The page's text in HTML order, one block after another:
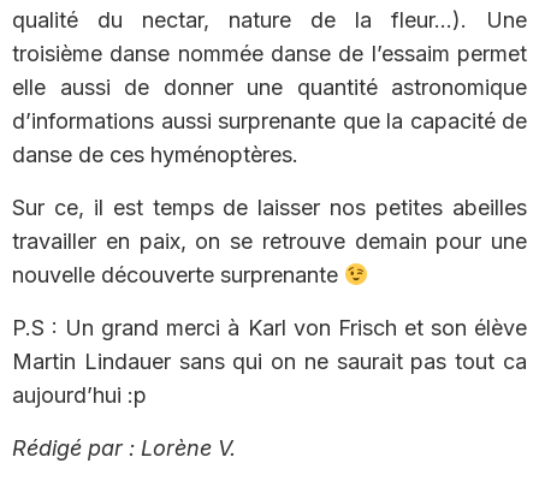
qualité du nectar, nature de la fleur…). Une
troisième danse nommée danse de l’essaim permet
elle aussi de donner une quantité astronomique
d’informations aussi surprenante que la capacité de
danse de ces hyménoptères.
Sur ce, il est temps de laisser nos petites abeilles
travailler en paix, on se retrouve demain pour une
nouvelle découverte surprenante
P.S : Un grand merci à Karl von Frisch et son élève
Martin Lindauer sans qui on ne saurait pas tout ca
aujourd’hui :p
Rédigé par : Lorène V.